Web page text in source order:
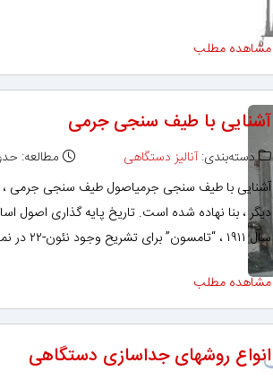
مشاهده مطلب
آشنایی با طیف سنجی جرمی
دسته‌بندی: آنالیز دستگاهی مطالعه: حدود ۹
آشنایی با طیف سنجی جرمیاصول طیف سنجی جرمی ،
سال ۱۹۱۱ ، “تامسون” برای تشریح وجود نئون-۲۲ در نمونه‌…
مشاهده مطلب
انواع روشهای جداسازی دستگاهی